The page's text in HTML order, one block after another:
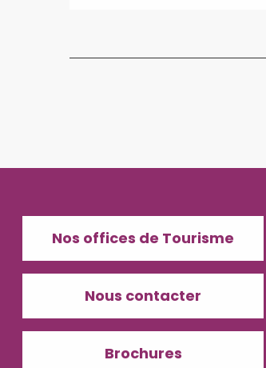
Nos offices de Tourisme
Nous contacter
Brochures